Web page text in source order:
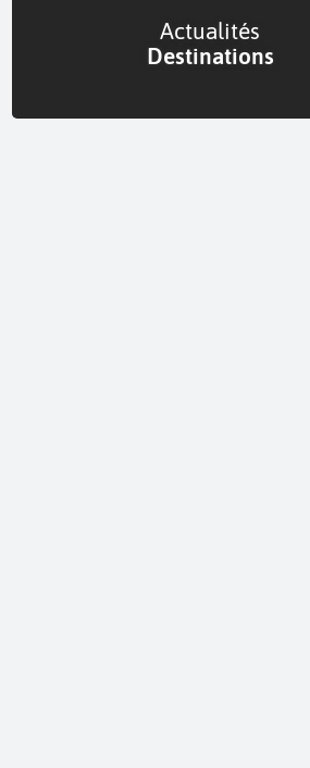
Actualités
Destinations